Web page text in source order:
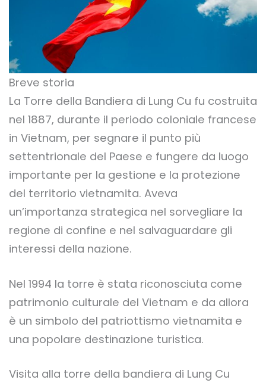
Breve storia
La Torre della Bandiera di Lung Cu fu costruita
nel 1887, durante il periodo coloniale francese
in Vietnam, per segnare il punto più
settentrionale del Paese e fungere da luogo
importante per la gestione e la protezione
del territorio vietnamita. Aveva
un’importanza strategica nel sorvegliare la
regione di confine e nel salvaguardare gli
interessi della nazione.
Nel 1994 la torre è stata riconosciuta come
patrimonio culturale del Vietnam e da allora
è un simbolo del patriottismo vietnamita e
una popolare destinazione turistica.
Visita alla torre della bandiera di Lung Cu